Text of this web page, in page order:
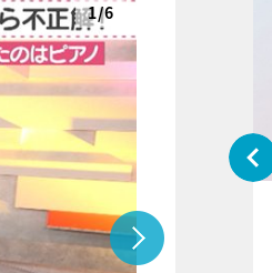
1/6
ラブ！げーみんぐ』＝LOV
羅＆佐々木舞香SPインタ